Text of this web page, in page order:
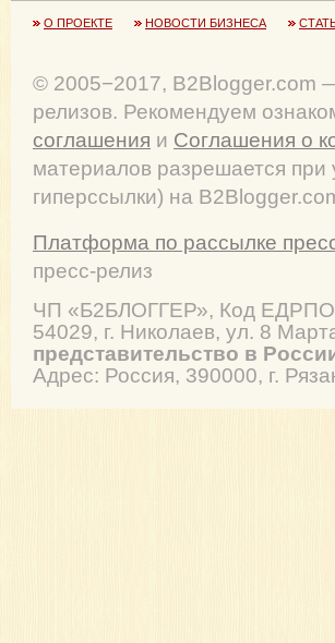
О ПРОЕКТЕ НОВОСТИ БИЗНЕСА
© 2005−2017, B2Blogger.com
релизов. Рекомендуем
соглашения и Соглашения о
материалов разрешается
гиперссылки) на
Платформа по рассылке
пресс-релиз
ЧП «Б2БЛОГГЕР», Код
54029, г. Николаев, ул. 8
представительство в
Адрес: Россия, 390000, г.